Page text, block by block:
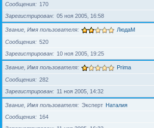
Сообщения
170
Зарегистрирован
05 ноя 2005, 16:58
Звание, Имя пользователя ЛюдаМ
Сообщения
520
Зарегистрирован
10 ноя 2005, 19:25
Звание, Имя пользователя Prima
Сообщения
282
Зарегистрирован
11 ноя 2005, 14:32
Звание, Имя пользователя Эксперт Наталия
Сообщения
164